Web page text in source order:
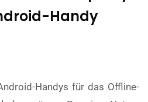
Handy
Handys für das Offline-